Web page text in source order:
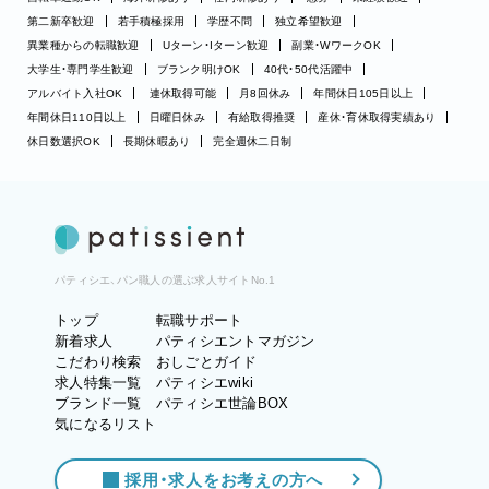
第二新卒歓迎
若手積極採用 学歴不問
独立希望歓迎
異業種からの転職歓迎
Uターン・Iターン歓迎
副業・WワークOK
大学生・専門学生歓迎
ブランク明けOK
40代・50代活躍中
アルバイト入社OK
連休取得可能 月8回休み
年間休日105日以上
年間休日110日以上
日曜日休み 有給取得推奨
産休・育休取得実績あり
休日数選択OK
長期休暇あり 完全週休二日制
パティシエ、パン職人の選ぶ求人サイトNo.1
トップ
新着求人
こだわり検索
求人特集一覧
ブランド一覧
気になるリスト
転職サポート
パティシエントマガジン
おしごとガイド
パティシエwiki
パティシエ世論BOX
採用・求人をお考えの方へ